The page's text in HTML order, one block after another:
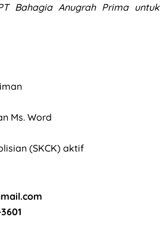
Bahagia Anugrah Prima untuk
Ms. Word
(SKCK) aktif